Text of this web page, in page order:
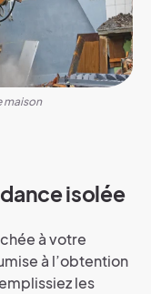
maison
isolée
à votre
à l’obtention
les